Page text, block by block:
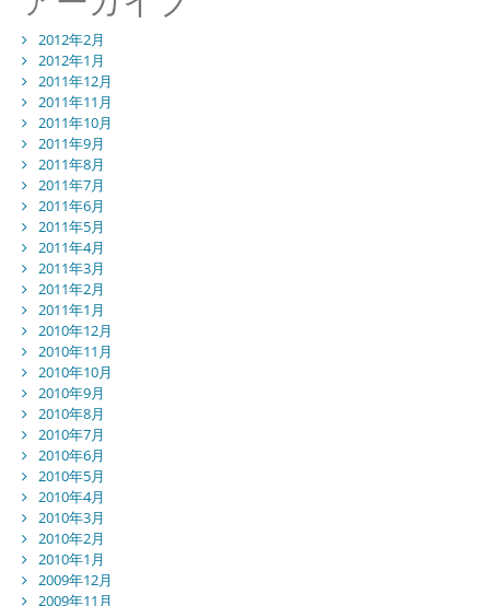
2012年2月
2012年1月
2011年12月
2011年11月
2011年10月
2011年9月
2011年8月
2011年7月
2011年6月
2011年5月
2011年4月
2011年3月
2011年2月
2011年1月
2010年12月
2010年11月
2010年10月
2010年9月
2010年8月
2010年7月
2010年6月
2010年5月
2010年4月
2010年3月
2010年2月
2010年1月
2009年12月
2009年11月